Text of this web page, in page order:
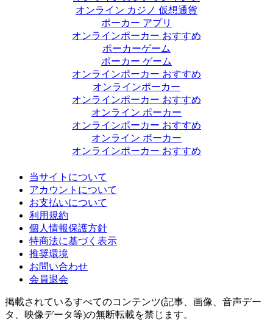
オンライン カジノ 仮想通貨
ポーカー アプリ
オンラインポーカー おすすめ
ポーカーゲーム
ポーカー ゲーム
オンラインポーカー おすすめ
オンラインポーカー
オンラインポーカー おすすめ
オンライン ポーカー
オンラインポーカー おすすめ
オンライン ポーカー
オンラインポーカー おすすめ
当サイトについて
アカウントについて
お支払いについて
利用規約
個人情報保護方針
特商法に基づく表示
推奨環境
お問い合わせ
会員退会
掲載されているすべてのコンテンツ(記事、画像、音声デー
タ、映像データ等)の無断転載を禁じます。